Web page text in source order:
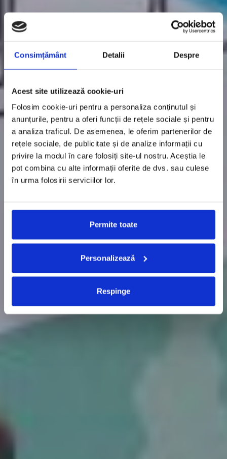
Consimțământ Detalii Despre
Acest site utilizează cookie-uri
Folosim cookie-uri pentru a personaliza conținutul și
anunțurile, pentru a oferi funcții de rețele sociale și pentru
a analiza traficul. De asemenea, le oferim partenerilor de
rețele sociale, de publicitate și de analize informații cu
privire la modul în care folosiți site-ul nostru. Aceștia le
pot combina cu alte informații oferite de dvs. sau culese
în urma folosirii serviciilor lor.
Permite toate
Personalizează
Respinge